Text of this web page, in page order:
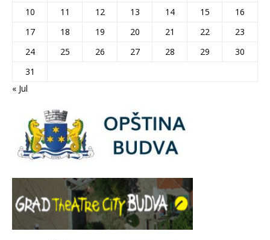
10
11 12 13 14 15
16
17
18 19 20 21 22
23
24
25 26 27 28 29
30
31
« Jul